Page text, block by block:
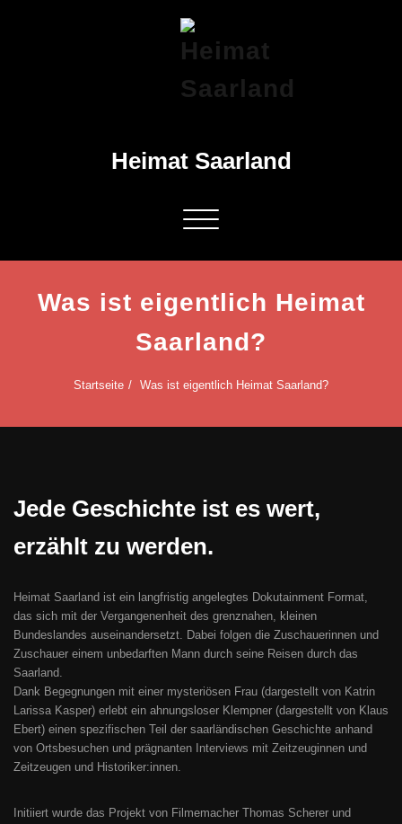
Heimat Saarland
Schalte
Was ist eigentlich Heimat
Saarland?
Startseite Was ist eigentlich Heimat Saarland?
Jede Geschichte ist es wert,
erzählt zu werden.
Heimat Saarland ist ein langfristig angelegtes Dokutainment Format,
das sich mit der Vergangenenheit des grenznahen, kleinen
Bundeslandes auseinandersetzt. Dabei folgen die Zuschauerinnen und
Zuschauer einem unbedarften Mann durch seine Reisen durch das
Saarland.
Dank Begegnungen mit einer mysteriösen Frau (dargestellt von Katrin
Larissa Kasper) erlebt ein ahnungsloser Klempner (dargestellt von Klaus
Ebert) einen spezifischen Teil der saarländischen Geschichte anhand
von Ortsbesuchen und prägnanten Interviews mit Zeitzeuginnen und
Zeitzeugen und Historiker:innen.
Initiiert wurde das Projekt von Filmemacher Thomas Scherer und